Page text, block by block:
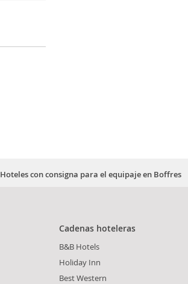
Hoteles con consigna para el equipaje en Boffres
Cadenas hoteleras
B&B Hotels
Holiday Inn
Best Western